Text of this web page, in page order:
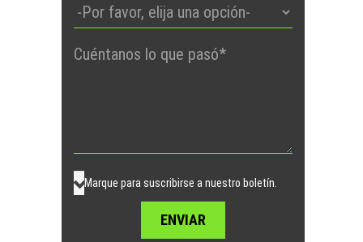
Por
vacío.
Marque para suscribirse a nuestro boletín.